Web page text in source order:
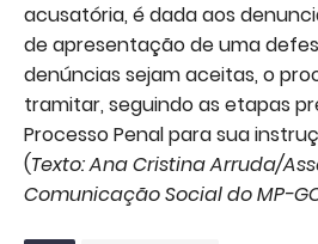
acusatória, é dada aos
de apresentação de uma
denúncias sejam aceitas, o
tramitar, seguindo as etapas
Processo Penal para sua
(Texto: Ana Cristina Arruda/
Comunicação Social do MP-